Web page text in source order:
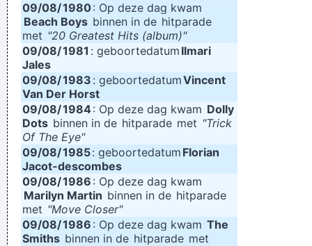
09/08/1980: Op deze dag kwam
Beach Boys binnen in de hitparade
met "20 Greatest Hits (album)"
09/08/1981 : geboortedatum Ilmari
Jales
09/08/1983 : geboortedatumVincent
Van Der Horst
09/08/1984: Op deze dag kwam Dolly
Dots binnen in de hitparade met "Trick
Of The Eye"
09/08/1985: geboortedatum Florian
Jacot-descombes
09/08/1986 : Op deze dag kwam
Marilyn Martin binnen in de hitparade
met "Move Closer"
09/08/1986 : Op deze dag kwam The
Smiths binnen in de hitparade met